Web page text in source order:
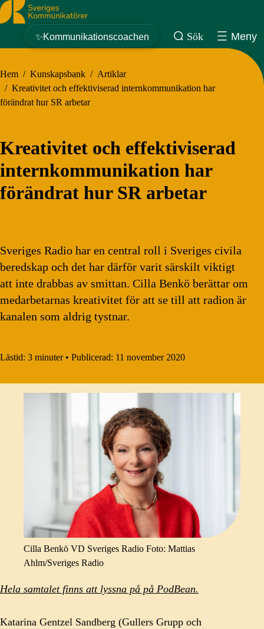
Sveriges Kommunikatörer
✨Kommunikationscoachen Sök Meny
Hem / Kunskapsbank / Artiklar
/ Kreativitet och effektiviserad internkommunikation har
förändrat hur SR arbetar
Kreativitet och effektiviserad
internkommunikation har
förändrat hur SR arbetar
Sveriges Radio har en central roll i Sveriges civila
beredskap och det har därför varit särskilt viktigt
att inte drabbas av smittan. Cilla Benkö berättar om
medarbetarnas kreativitet för att se till att radion är
kanalen som aldrig tystnar.
Lästid: 3 minuter • Publicerad: 11 november 2020
Cilla Benkö VD Sveriges Radio Foto: Mattias
Ahlm/Sveriges Radio
Hela samtalet finns att lyssna på på PodBean.
Katarina Gentzel Sandberg (Gullers Grupp och